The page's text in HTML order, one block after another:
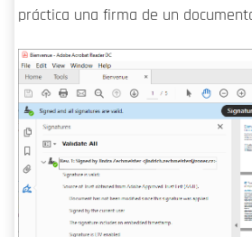
práctica una firma de un